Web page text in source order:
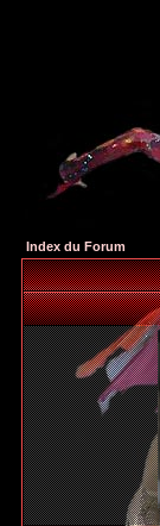
Index du Forum